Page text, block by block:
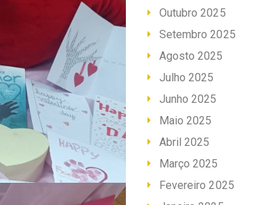
Outubro 2025
Setembro 2025
Agosto 2025
Julho 2025
Junho 2025
Maio 2025
Abril 2025
Março 2025
Fevereiro 2025